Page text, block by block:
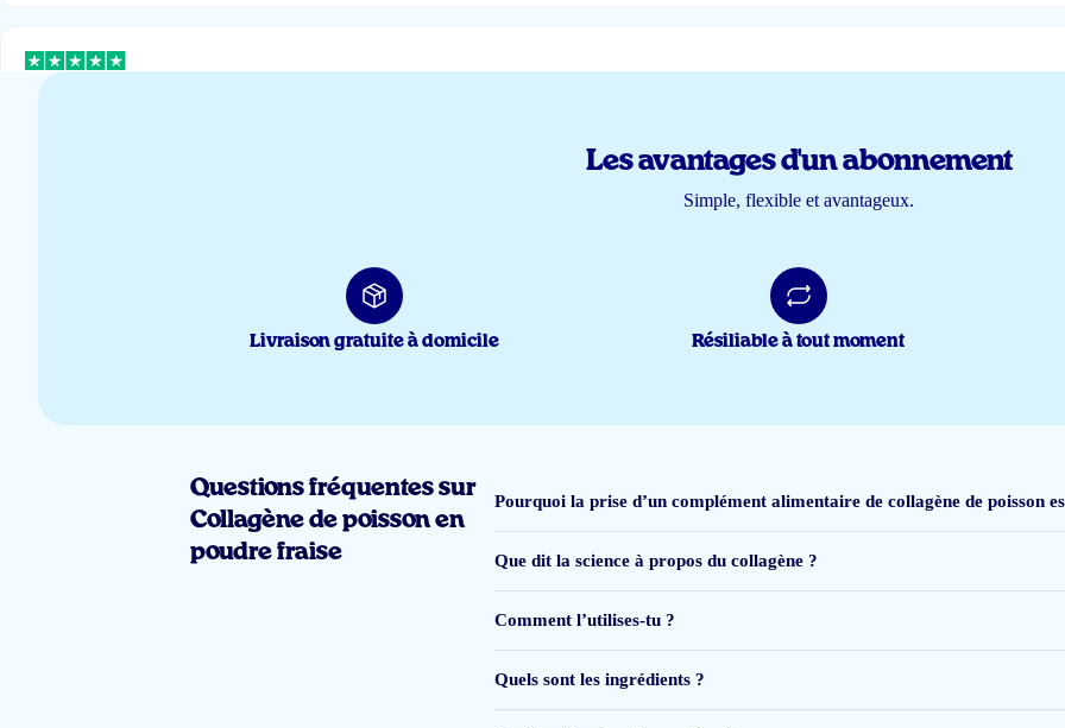
Fijn product en zeer snelle levering.
Les avantages d'un abonnement
Simple, flexible et avantageux.
Livraison gratuite à domicile Résiliable à tout moment
Questions fréquentes sur
Collagène de poisson en
poudre fraise
Pourquoi la prise d’un complément alimentaire de collagène de poisson
Que dit la science à propos du collagène ?
Comment l’utilises-tu ?
Quels sont les ingrédients ?